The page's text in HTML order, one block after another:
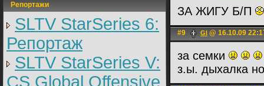
Репортажи
SLTV StarSeries 6:
Репортаж
SLTV StarSeries V:
CS Global Offensive
ЗА ЖИГУ Б/П
#9 Gl @ 16.10.09
за семки
з.ы. дыхалка